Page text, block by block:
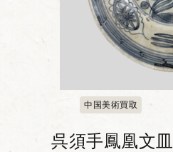
中国美術買取
呉須手鳳凰文皿